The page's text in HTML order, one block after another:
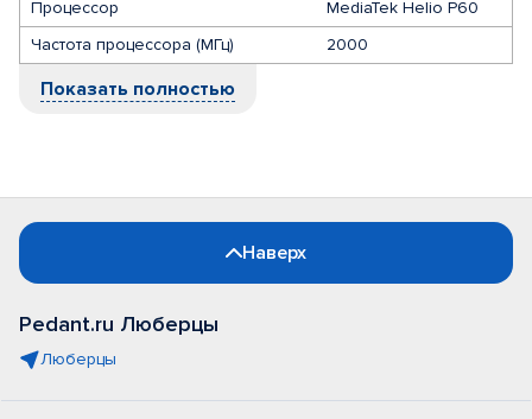
Процессор
MediaTek Helio P60
Частота процессора (МГц)
2000
Показать полностью
Наверх
Pedant.ru Люберцы
Люберцы